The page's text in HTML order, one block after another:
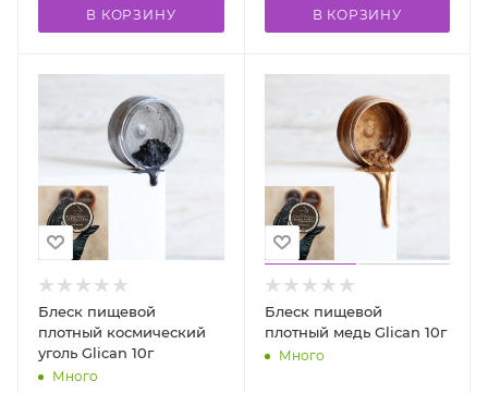
В КОРЗИНУ В КОРЗИНУ
Блеск пищевой
плотный космический
уголь Glican 10г
Много
Блеск пищевой
плотный медь Glican 10г
Много